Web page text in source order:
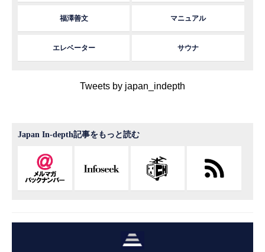
福澤善文 マニュアル
エレベーター サウナ
Tweets by japan_indepth
Japan In-depth記事をもっと読む